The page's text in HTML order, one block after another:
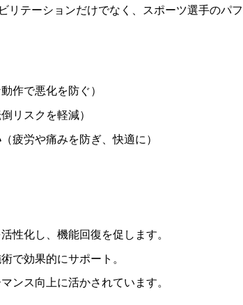
リテーションだけでなく、スポーツ選手のパ
作で悪化を防ぐ）
リスクを軽減）
（疲労や痛みを防ぎ、快適に）
性化し、機能回復を促します。
で効果的にサポート。
ンス向上に活かされています。